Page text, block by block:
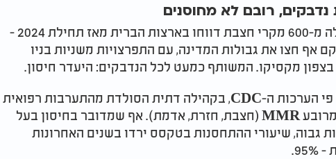
רובם לא מחוסנים
לפי הנתונים המעודכנים, למעלה מ-600 מקרי חצבת דווחו בארצות הברית מאז תחילת 2024 -
חלקם אף חצו את גבולות המדינה, עם התפרצויות משניות בניו
מקסיקו. המשותף כמעט לכל הנדבקים: היעדר חיסון.
ההתפרצות הנוכחית החלה, על פי הערכות ה-CDC, בקהילה דתית הסולדת מהתערבות רפואית
ממשלתית, ובעיקר מהחיסון המרובע MMR (חצבת, חזרת, אדמת). אף שמדובר בחיסון בעל
בטיחות גבוה, שיעורי ההתחסנות בטקסס ירדו בשנים האחרונות